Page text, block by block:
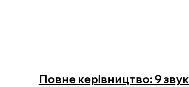
Повне керівництво: 9